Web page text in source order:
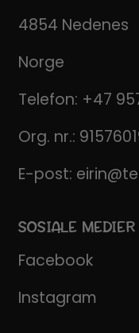
4854 Nedenes
Norge
Telefon: +47
Org. nr.:
E-post:
SOSIALE MEDIER
Facebook
Instagram